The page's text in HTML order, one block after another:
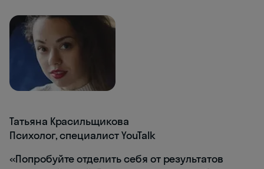
Татьяна Красильщикова
Психолог, специалист YouTalk
«Попробуйте отделить себя от результатов